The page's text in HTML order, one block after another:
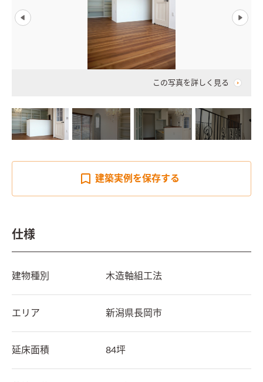
この写真を詳しく見る
建築実例を保存する
仕様
建物種別 木造軸組工法
エリア 新潟県長岡市
延床面積 84坪